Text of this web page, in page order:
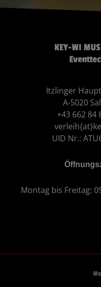
KEY-WI
Itzlinger
A-5020
+43 662 84
UID Nr.:
Montag bis Freitag: